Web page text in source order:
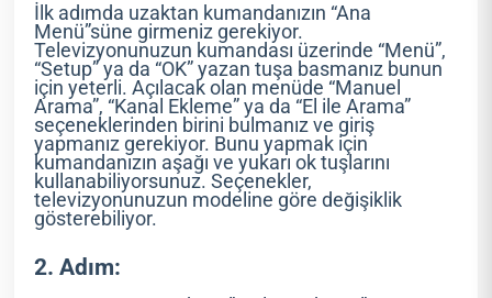
İlk adımda uzaktan kumandanızın “Ana
Menü”süne girmeniz gerekiyor.
Televizyonunuzun kumandası üzerinde “Menü”,
“Setup” ya da “OK” yazan tuşa basmanız bunun
için yeterli. Açılacak olan menüde “Manuel
Arama”, “Kanal Ekleme” ya da “El ile Arama”
seçeneklerinden birini bulmanız ve giriş
yapmanız gerekiyor. Bunu yapmak için
kumandanızın aşağı ve yukarı ok tuşlarını
kullanabiliyorsunuz. Seçenekler,
televizyonunuzun modeline göre değişiklik
gösterebiliyor.
2. Adım: